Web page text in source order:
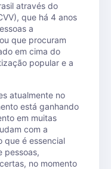
através do
que há 4 anos
a
que procuram
em cima do
popular e a
atualmente no
está ganhando
em muitas
com a
que é essencial
pessoas,
no momento